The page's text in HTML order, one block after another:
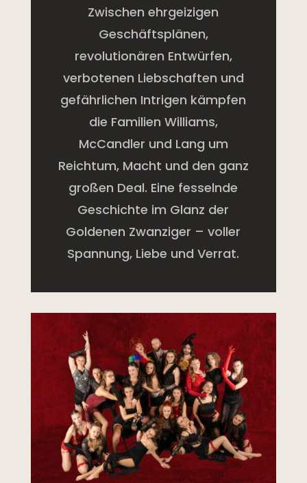
Zwischen ehrgeizigen
Geschäftsplänen,
revolutionären Entwürfen,
verbotenen Liebschaften und
gefährlichen Intrigen kämpfen
die Familien Williams,
McCandler und Lang um
Reichtum, Macht und den ganz
großen Deal. Eine fesselnde
Geschichte im Glanz der
Goldenen Zwanziger – voller
Spannung, Liebe und Verrat.